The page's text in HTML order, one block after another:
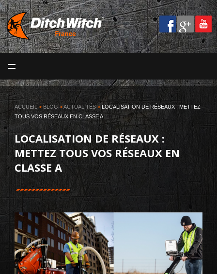
ACCUEIL
LA SOCIÉTÉ
MACHINES
SERVICES
VOS MÉTIERS
BLOG
CONTACT
ACCUEIL > BLOG>ACTUALITÉS>LOCALISATION DE RÉSEAUX : METTEZ
TOUS VOS RÉSEAUX EN CLASSE A
LOCALISATION DE RÉSEAUX :
METTEZ TOUS VOS RÉSEAUX EN
CLASSE A